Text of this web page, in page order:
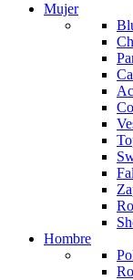
Mujer
Hombre